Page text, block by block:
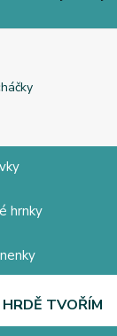
hrnky
TVOŘÍM